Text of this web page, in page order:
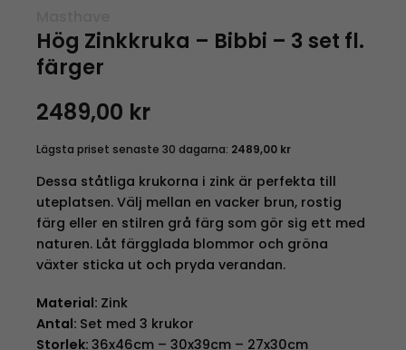
Hög Zinkkruka – Bibbi – 3 set fl.
färger
2489,00 kr
Lägsta priset senaste 30 dagarna: 2489,00 kr
Dessa ståtliga krukorna i zink är perfekta till
uteplatsen. Välj mellan en vacker brun, rostig
färg eller en stilren grå färg som gör sig ett med
naturen. Låt färgglada blommor och gröna
växter sticka ut och pryda verandan.
Material: Zink
Antal: Set med 3 krukor
Storlek: 36x46cm – 30x39cm – 27x30cm